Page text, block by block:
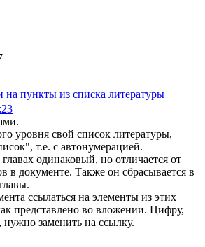
на пункты из списка литературы
уровня свой список литературы,
т.е. с автонумерацией.
одинаковый, но отличается от
в документе. Также он сбрасывается в
ссылаться на элементы из этих
представлено во вложении. Цифру,
заменить на ссылку.